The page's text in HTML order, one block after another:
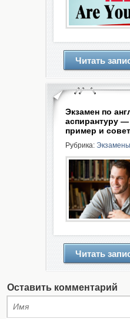
Читать
Экзамен по
аспирантуру —
пример и
Рубрика:
Читать
Оставить комментарий